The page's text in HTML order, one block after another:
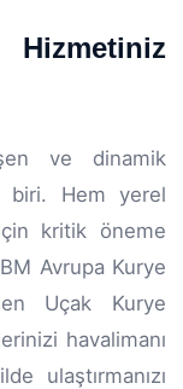
ve dinamik
biri. Hem yerel
kritik öneme
Avrupa Kurye
Uçak Kurye
havalimanı
ulaştırmanızı